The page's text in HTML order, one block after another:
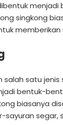
singkong
memberikan
salah satu
bentuk-
biasanya
sayuran